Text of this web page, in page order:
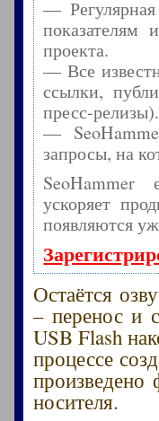
—
показателям
проекта.
— Все
ссылки,
пресс-релизы).
—
запросы, на
SeoHammer
ускоряет
появляются
Остаётся
– перенос и
USB Flash
процессе
произведено
носителя.